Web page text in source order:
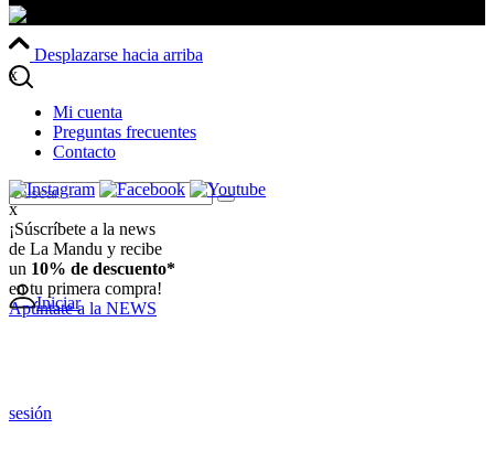
Iniciar
sesión
Desplazarse hacia arriba
x
Mi cuenta
Preguntas frecuentes
Contacto
x
¡Súscríbete a la news
de La Mandu y recibe
un 10% de descuento*
en tu primera compra!
Apúntate a la NEWS